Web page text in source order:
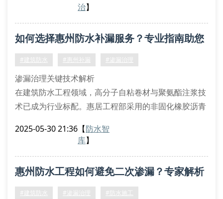
分子级界面处理：采用非固化橡胶沥青作为过渡层，消
除传统sbs卷材的应力集中问题
治】
如何选择惠州防水补漏服务？专业指南助您
避坑
#建筑防水 #惠州补漏 #渗漏治理
渗漏治理关键技术解析
在建筑防水工程领域，高分子自粘卷材与聚氨酯注浆技
术已成为行业标配。惠居工程部采用的非固化橡胶沥青
应对结构形变。对于地下工程渗漏，我们运用背水面抗
热熔接缝完整性检测（使用红外热成像仪）
注浆压力动态监控系统（0.3-0.5mpa精准调控）
2025-05-30 21:36 【防水智
库】
惠州防水工程如何避免二次渗漏？专家解析
关键工艺
#建筑防水 #渗漏治理 #防水施工